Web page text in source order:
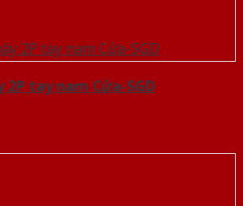
2P tay nam Cửa-SGD